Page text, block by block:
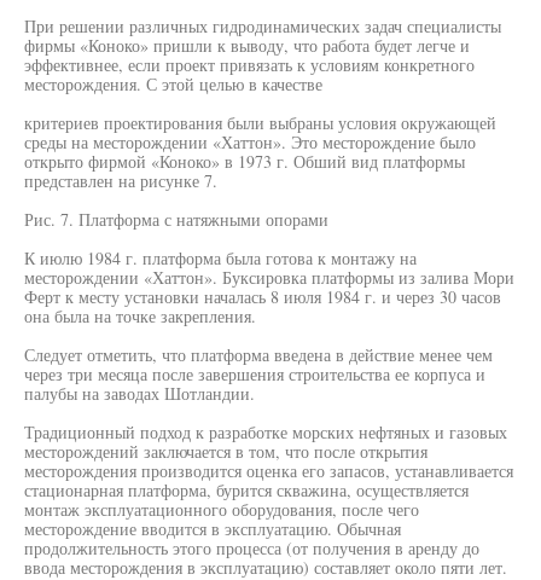
При решении различных гидродинамических задач специалисты
фирмы «Коноко» пришли к выводу, что работа будет легче и
эффективнее, если проект привязать к условиям конкретного
месторождения. С этой целью в качестве
критериев проектирования были выбраны условия окружающей
среды на месторождении «Хаттон». Это месторождение было
открыто фирмой «Коноко» в 1973 г. Обший вид платформы
представлен на рисунке 7.
Рис. 7. Платформа с натяжными опорами
К июлю 1984 г. платформа была готова к монтажу на
месторождении «Хаттон». Буксировка платформы из залива Мори
Ферт к месту установки началась 8 июля 1984 г. и через 30 часов
она была на точке закрепления.
Следует отметить, что платформа введена в действие менее чем
через три месяца после завершения строительства ее корпуса и
палубы на заводах Шотландии.
Традиционный подход к разработке морских нефтяных и газовых
месторождений заключается в том, что после открытия
месторождения производится оценка его запасов, устанавливается
стационарная платформа, бурится скважина, осуществляется
монтаж эксплуатационного оборудования, после чего
месторождение вводится в эксплуатацию. Обычная
продолжительность этого процесса (от получения в аренду до
ввода месторождения в эксплуатацию) составляет около пяти лет.